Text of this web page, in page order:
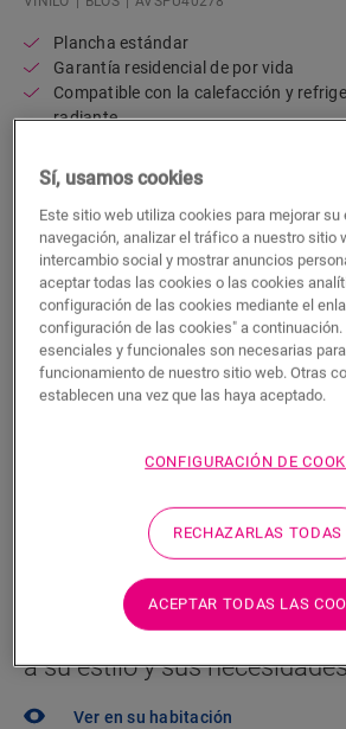
Plancha estándar
Garantía residencial de por vida
Compatible con la calefacción y
radiante
Capa de subsuelo acoplada
47,02€/m²
P.V.P Recomendado ( IVA incluido)
Encuentre un tienda
¿Quiere ver este suelo en la vida
alguna pregunta por hacer? ¡No se
hay un tienda cerca.
BUSCAR
¿No está seguro de si este
a su estilo y sus
Ver en su habitación
Sí, usamos cookies
Este sitio web utiliza cookies para mejorar su
navegación, analizar el tráfico a nuestro sitio
intercambio social y mostrar anuncios
aceptar todas las cookies o las cookies
configuración de las cookies mediante el
configuración de las cookies" a
esenciales y funcionales son necesarias
funcionamiento de nuestro sitio web. Otras
establecen una vez que las haya aceptado.
CONFIGURACIÓN DE
RECHAZARLAS TODAS
ACEPTAR TODAS LAS